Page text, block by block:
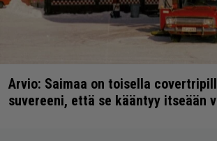
Arvio: Saimaa on toisella
suvereeni, että se kääntyy itseään